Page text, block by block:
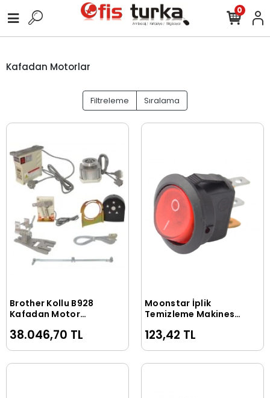
0
Kafadan Motorlar
Filtreleme Sıralama
Sepete Ekle
Brother Kollu B928
Kafadan Motor
X750
38.046,70 TL
Sepete Ekle
Moonstar İplik
Temizleme Makinesi
/ PLS-1977A-
123,42 TL